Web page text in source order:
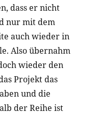
dass er nicht
nur mit dem
auch wieder in
Also übernahm
wieder den
Projekt das
und die
der Reihe ist